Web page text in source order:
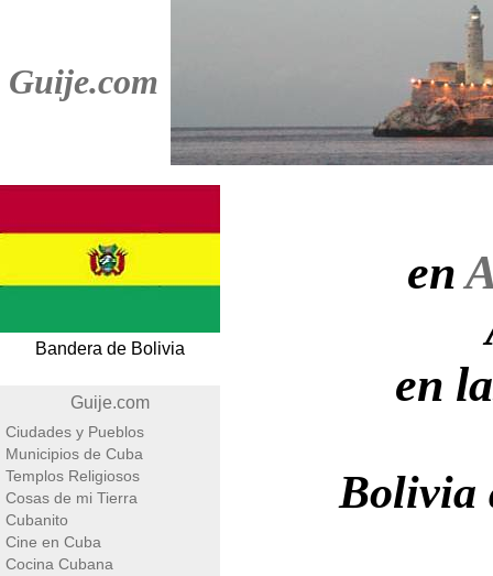
Guije.com
Bandera de Bolivia
Guije.com
Ciudades y Pueblos
Municipios de Cuba
Templos Religiosos
Cosas de mi Tierra
Cubanito
Cine en Cuba
Cocina Cubana
en
en
Bolivia